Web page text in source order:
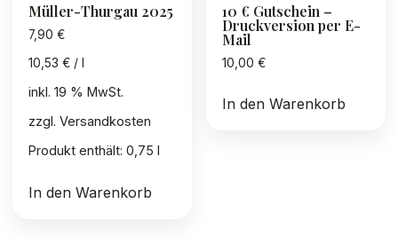
Müller-Thurgau 2025
7,90 €
10,53 € /
inkl. 19 % MwSt.
zzgl. Versandkosten
Produkt enthält: 0,75 l
In den Warenkorb
10 € Gutschein –
Druckversion per E-
Mail
10,00€
In den Warenkorb